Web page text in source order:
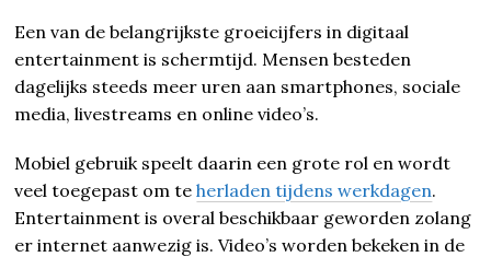
Een van de belangrijkste groeicijfers in digitaal
entertainment is schermtijd. Mensen besteden
dagelijks steeds meer uren aan smartphones, sociale
media, livestreams en online video’s.
Mobiel gebruik speelt daarin een grote rol en wordt
veel toegepast om teherladen tijdens werkdagen.
Entertainment is overal beschikbaar geworden zolang
er internet aanwezig is. Video’s worden bekeken in de